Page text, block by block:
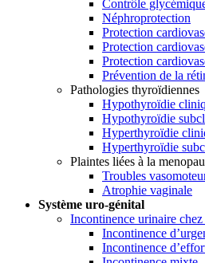
Contrôle
Néphroprotection
Protection
Protection
Protection
Prévention de la
Pathologies thyroïdiennes
Hypothyroïdie
Hypothyroïdie
Hyperthyroïdie
Hyperthyroïdie
Plaintes liées à la
Troubles
Atrophie vaginale
Système uro-génital
Incontinence urinaire
Incontinence
Incontinence